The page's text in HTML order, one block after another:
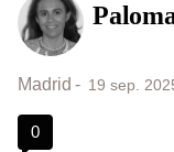
Madrid 19 sep.
0